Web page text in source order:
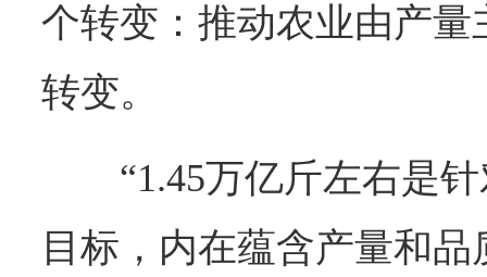
个转变：推动农业由产
转变。
“1.45万亿斤左右是
目标，内在蕴含产量和